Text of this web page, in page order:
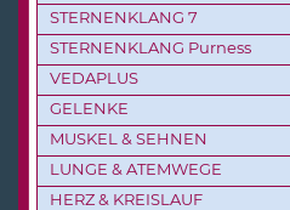
STERNENKLANG 7
STERNENKLANG Purness
VEDAPLUS
GELENKE
MUSKEL & SEHNEN
LUNGE & ATEMWEGE
HERZ & KREISLAUF